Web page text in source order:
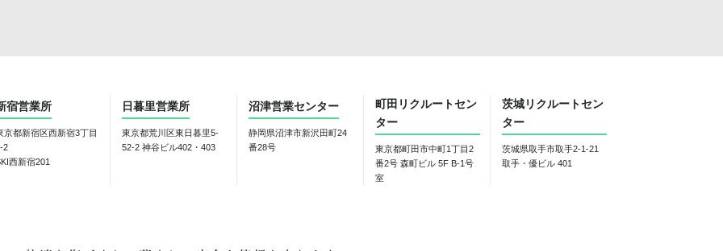
宿営業所
京都新宿区西新宿3丁目
2
西新宿201
日暮里営業所
東京都荒川区東日暮里5-
52-2 神谷ビル402・403
沼津営業センター
静岡県沼津市新沢田町24
番28号
町田リクルートセン
ター
東京都町田市中町1丁目2
番2号 森町ビル 5F B-1号
室
茨城リクルートセン
ター
茨城県取手市取手2-1-21
取手・優ビル 401